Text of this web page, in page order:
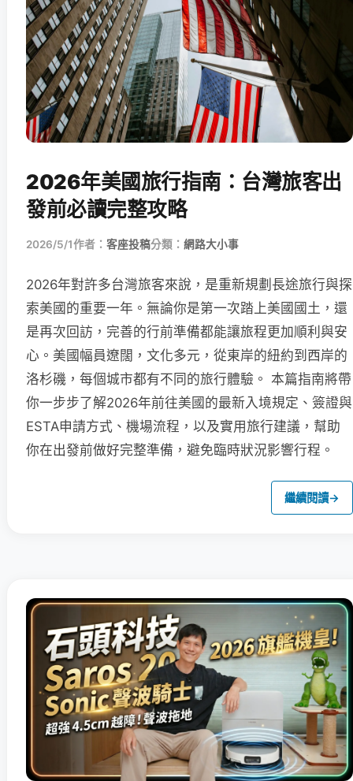
2026年美國旅行指南：台灣旅客出
發前必讀完整攻略
2026/5/1作者： 客座投稿分類： 網路大小事
2026年對許多台灣旅客來說，是重新規劃長途旅行與探
索美國的重要一年。無論你是第一次踏上美國國土，還
是再次回訪，完善的行前準備都能讓旅程更加順利與安
心。美國幅員遼闊，文化多元，從東岸的紐約到西岸的
洛杉磯，每個城市都有不同的旅行體驗。 本篇指南將帶
你一步步了解2026年前往美國的最新入境規定、簽證與
ESTA申請方式、機場流程，以及實用旅行建議，幫助
你在出發前做好完整準備，避免臨時狀況影響行程。
繼續閱讀→